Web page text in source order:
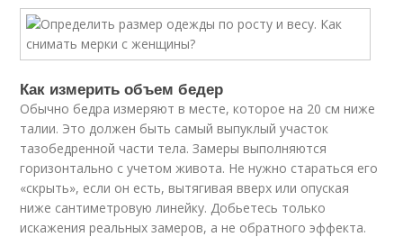
Как измерить объем бедер
Обычно бедра измеряют в месте, которое на 20 см ниже
талии. Это должен быть самый выпуклый участок
тазобедренной части тела. Замеры выполняются
горизонтально с учетом живота. Не нужно стараться его
«скрыть», если он есть, вытягивая вверх или опуская
ниже сантиметровую линейку. Добьетесь только
искажения реальных замеров, а не обратного эффекта.